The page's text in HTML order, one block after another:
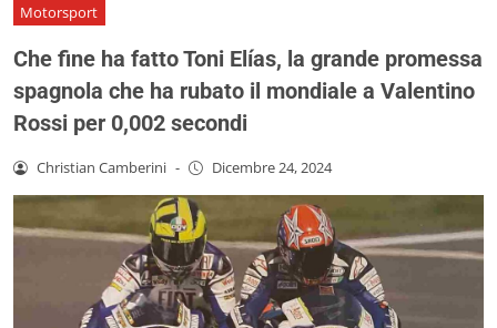
Motorsport
Che fine ha fatto Toni Elías, la grande promessa
spagnola che ha rubato il mondiale a Valentino
Rossi per 0,002 secondi
Christian Camberini - Dicembre 24, 2024